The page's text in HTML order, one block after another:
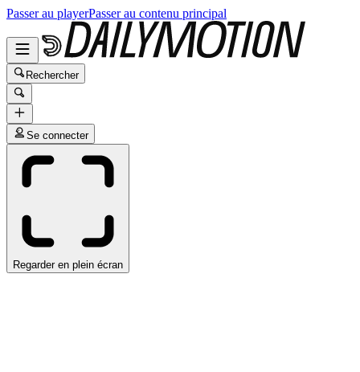
Passer au playerPasser au contenu principal
Rechercher
Se connecter
Regarder en plein écran